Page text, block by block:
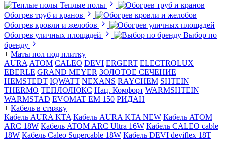
Теплые полы
Обогрев труб и кранов
Обогрев кровли и желобов
Обогрев уличных площадей
Выбор по
бренду
+ Маты пол под плитку
AURA АТОМ CALEO DEVI ERGERT ELECTROLUX
EBERLE GRAND MEYER ЗОЛОТОЕ СЕЧЕНИЕ
HEMSTEDT IQWATT NEXANS RAYCHEM SHTEIN
THERMO ТЕПЛОЛЮКС Нац. Комфорт WARMSHTEIN
WARMSTAD EVOMAT EM 150 РИДАН
+ Кабель в стяжку
Кабель AURA KTA Кабель AURA KTA NEW Кабель ATOM
ARC 18W Кабель ATOM ARC Ultra 16W Кабель CALEO cable
18W Кабель Caleo Supercable 18W Кабель DEVI deviflex 18T